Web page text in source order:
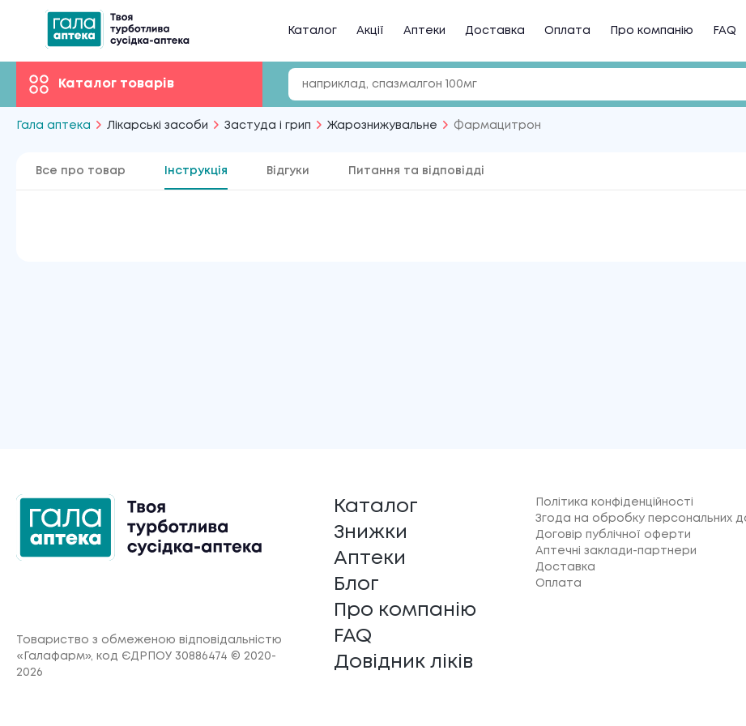
Каталог Акції Аптеки Доставка Оплата Про компанію FAQ
Каталог товарів
Гала аптека Лікарські засоби Застуда і грип Жарознижувальне Фармацитрон
Все про товар Інструкція Відгуки Питання та відповідді
Товариство з обмеженою відповідальністю
«Галафарм», код ЄДРПОУ 30886474 © 2020-
2026
Каталог
Знижки
Аптеки
Блог
Про компанію
FAQ
Довідник ліків
Політика конфіденційності
Згода на обробку персональних
Договір публічної оферти
Аптечні заклади-партнери
Доставка
Оплата